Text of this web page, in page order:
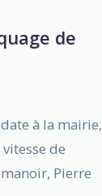
de
à la mairie,
de
Pierre